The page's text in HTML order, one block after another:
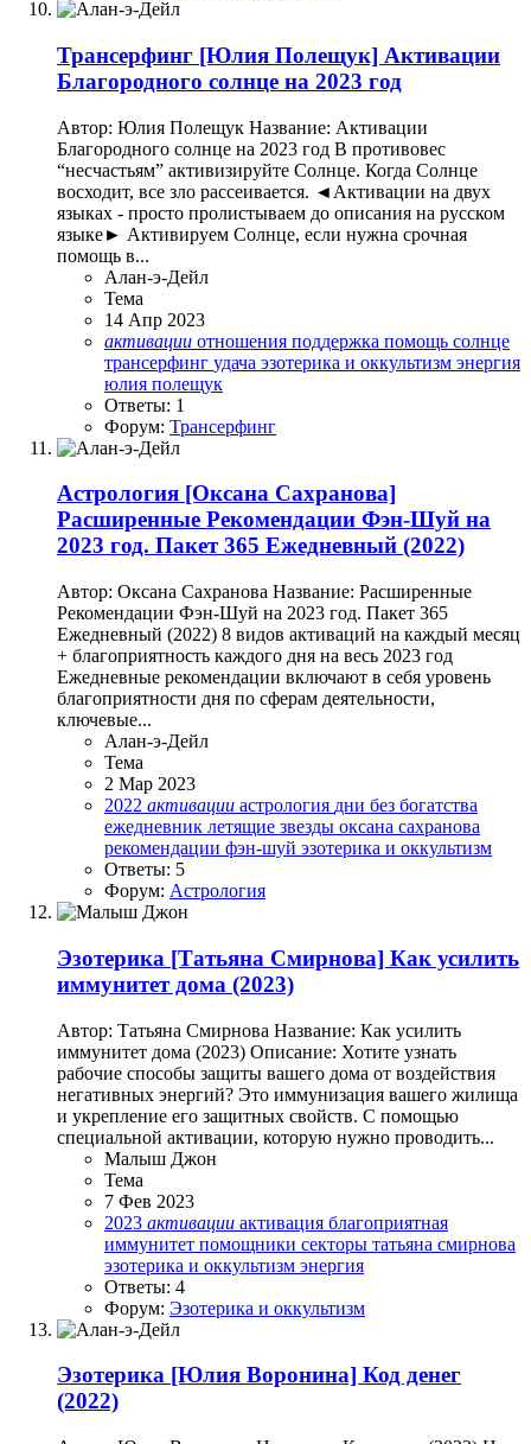
Трансерфинг [Юлия Полещук] Активации
Благородного солнце на 2023 год
Автор: Юлия Полещук Название: Активации
Благородного солнце на 2023 год В противовес
“несчастьям” активизируйте Солнце. Когда Солнце
восходит, все зло рассеивается. ◄Активации на двух
языках - просто пролистываем до описания на русском
языке► Активируем Солнце, если нужна срочная
помощь в...
Алан-э-Дейл
Тема
14 Апр 2023
активации отношения поддержка помощь солнце
трансерфинг удача эзотерика и оккультизм энергия
юлия полещук
Ответы: 1
Форум: Трансерфинг
Астрология [Оксана Сахранова]
Расширенные Рекомендации Фэн-Шуй на
2023 год. Пакет 365 Ежедневный (2022)
Автор: Оксана Сахранова Название: Расширенные
Рекомендации Фэн-Шуй на 2023 год. Пакет 365
Ежедневный (2022) 8 видов активаций на каждый месяц
+ благоприятность каждого дня на весь 2023 год
Ежедневные рекомендации включают в себя уровень
благоприятности дня по сферам деятельности,
ключевые...
Алан-э-Дейл
Тема
2 Мар 2023
2022 активации астрология дни без богатства
ежедневник летящие звезды оксана сахранова
рекомендации фэн-шуй эзотерика и оккультизм
Ответы: 5
Форум: Астрология
Эзотерика [Татьяна Смирнова] Как усилить
иммунитет дома (2023)
Автор: Татьяна Смирнова Название: Как усилить
иммунитет дома (2023) Описание: Хотите узнать
рабочие способы защиты вашего дома от воздействия
негативных энергий? Это иммунизация вашего жилища
и укрепление его защитных свойств. С помощью
специальной активации, которую нужно проводить...
Малыш Джон
Тема
7 Фев 2023
2023 активации активация благоприятная
иммунитет помощники секторы татьяна смирнова
эзотерика и оккультизм энергия
Ответы: 4
Форум: Эзотерика и оккультизм
Эзотерика [Юлия Воронина] Код денег
(2022)